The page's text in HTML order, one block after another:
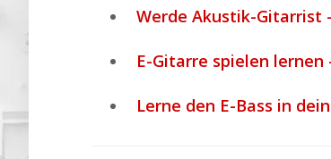
Werde Akustik-Gitarrist
E-Gitarre spielen
Lerne den E-Bass in